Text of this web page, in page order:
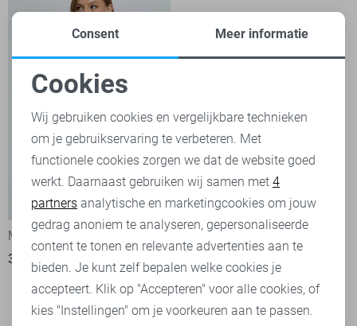
Minus T-shirt
39,95
Minus Blouse
79,95
Noodzakelijke cookies
Personalisatie cookies
Analytische cookies
Marketing cookies
Consent Meer informatie
Cookies
Wij gebruiken cookies en vergelijkbare technieken
om je gebruikservaring te verbeteren. Met
functionele cookies zorgen we dat de website goed
werkt. Daarnaast gebruiken wij samen met 4
partners analytische en marketingcookies om jouw
gedrag anoniem te analyseren, gepersonaliseerde
content te tonen en relevante advertenties aan te
bieden. Je kunt zelf bepalen welke cookies je
accepteert. Klik op "Accepteren" voor alle cookies, of
kies "Instellingen" om je voorkeuren aan te passen.